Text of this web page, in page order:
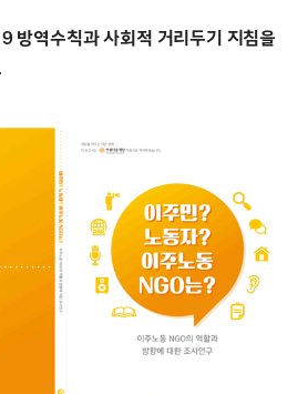
방역수칙과 사회적 거리두기 지침을